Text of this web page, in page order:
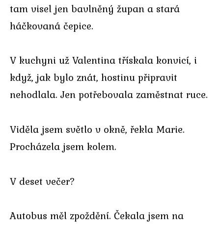
tam visel jen bavlněný župan a stará
háčkovaná čepice.
V kuchyni už Valentina třískala konvicí, i
když, jak bylo znát, hostinu připravit
nehodlala. Jen potřebovala zaměstnat ruce.
Viděla jsem světlo v okně, řekla Marie.
Procházela jsem kolem.
V deset večer?
Autobus měl zpoždění. Čekala jsem na